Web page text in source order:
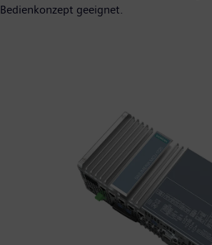
Bedienkonzept geeignet.